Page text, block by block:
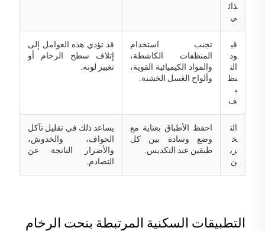
ذائ
ي
قي
ود
الت
نظ
ي
ف
تجنب استخدام
المنظفات الكاشطة،
والمواد الكيميائية القوية،
وألواح الغسل الخشنة.
قد تؤدي هذه العوامل إلى
إتلاف سطح الرخام أو
تغيير لونه.
الت
خ
زي
ن
احفظ الأطباق بعناية مع
وضع وسادة بين كل
طبقين عند التكديس.
يساعد ذلك في تقليل تآكل
الحواف، والخدوش،
والأضرار الناتجة عن
التصادم.
التطبيقات السكنية المرتبطة بنحت الرخام